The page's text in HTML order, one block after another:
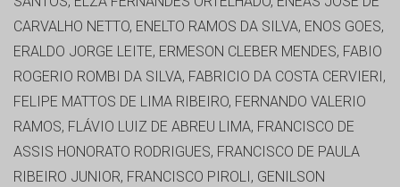
CARVALHO NETTO, ENELTO RAMOS DA SILVA, ENOS GOES,
ERALDO JORGE LEITE, ERMESON CLEBER MENDES, FABIO
ROGERIO ROMBI DA SILVA, FABRICIO DA COSTA CERVIERI,
FELIPE MATTOS DE LIMA RIBEIRO, FERNANDO VALERIO
RAMOS, FLÁVIO LUIZ DE ABREU LIMA, FRANCISCO DE
ASSIS HONORATO RODRIGUES, FRANCISCO DE PAULA
RIBEIRO JUNIOR, FRANCISCO PIROLI, GENILSON